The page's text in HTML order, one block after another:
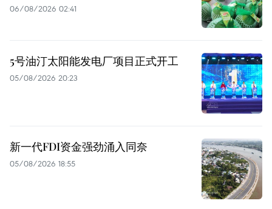
06/08/2026 02:41
5号油汀太阳能发电厂项目正式开工
05/08/2026 20:23
新一代FDI资金强劲涌入同奈
05/08/2026 18:55